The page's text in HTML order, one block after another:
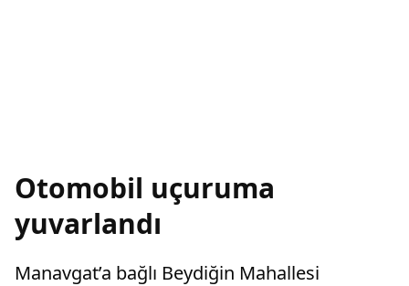
Otomobil uçuruma
yuvarlandı
Manavgat’a bağlı Beydiğin Mahallesi